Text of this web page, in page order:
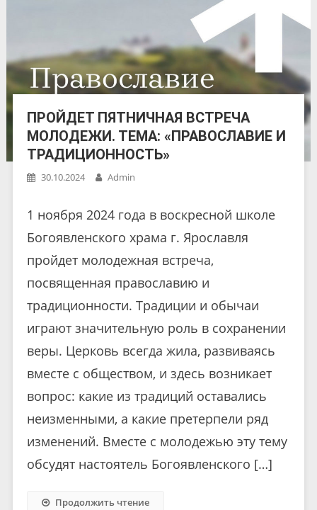
ПРОЙДЕТ ПЯТНИЧНАЯ ВСТРЕЧА
МОЛОДЕЖИ. ТЕМА: «ПРАВОСЛАВИЕ И
ТРАДИЦИОННОСТЬ»
30.10.2024 Admin
1 ноября 2024 года в воскресной школе
Богоявленского храма г. Ярославля
пройдет молодежная встреча,
посвященная православию и
традиционности. Традиции и обычаи
играют значительную роль в сохранении
веры. Церковь всегда жила, развиваясь
вместе с обществом, и здесь возникает
вопрос: какие из традиций оставались
неизменными, а какие претерпели ряд
изменений. Вместе с молодежью эту тему
обсудят настоятель Богоявленского […]
Продолжить чтение